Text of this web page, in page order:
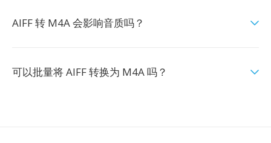
AIFF 转 M4A 会影响音质吗？
可以批量将 AIFF 转换为 M4A 吗？